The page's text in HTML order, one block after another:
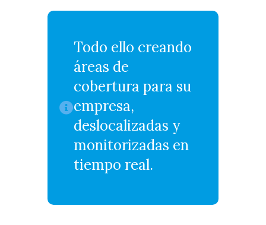
Todo ello creando
áreas de
cobertura para su
empresa,
deslocalizadas y
monitorizadas en
tiempo real.